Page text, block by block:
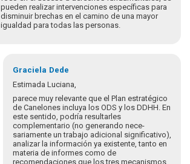
pueden realizar intervenciones específicas para
disminuir brechas en el camino de una mayor
igualdad para todas las personas.
Graciela Dede
Estimada Luciana,
parece muy relevante que el Plan estratégico
de Canelones incluya los ODS y los DDHH. En
este sentido, podría resultarles
complementario (no generando nece­
sariamente un trabajo adicional significativo),
analizar la información ya existente, tanto en
materia de informes como de
recomendaciones que los tres mecanismos